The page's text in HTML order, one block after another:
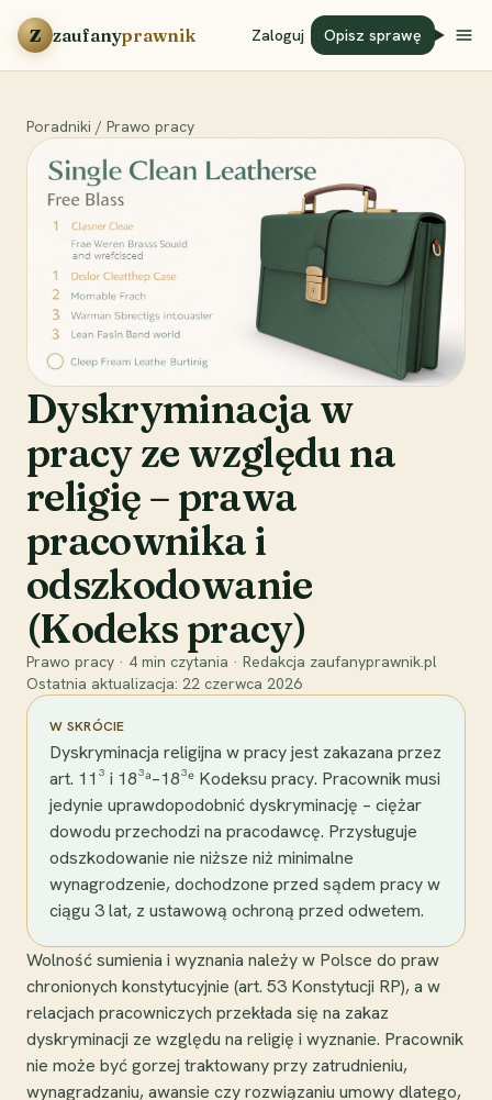
Przejdź do treści
Z zaufanyprawnik Zaloguj Opisz sprawę
Poradniki / Prawo pracy
Dyskryminacja w
pracy ze względu na
religię – prawa
pracownika i
odszkodowanie
(Kodeks pracy)
Prawo pracy · 4 min czytania · Redakcja zaufanyprawnik.pl
Ostatnia aktualizacja: 22 czerwca 2026
W SKRÓCIE
Dyskryminacja religijna w pracy jest zakazana przez
art. 11³ i 18³ᵃ–18³ᵉ Kodeksu pracy. Pracownik musi
jedynie uprawdopodobnić dyskryminację – ciężar
dowodu przechodzi na pracodawcę. Przysługuje
odszkodowanie nie niższe niż minimalne
wynagrodzenie, dochodzone przed sądem pracy w
ciągu 3 lat, z ustawową ochroną przed odwetem.
Wolność sumienia i wyznania należy w Polsce do praw
chronionych konstytucyjnie (art. 53 Konstytucji RP), a w
relacjach pracowniczych przekłada się na zakaz
dyskryminacji ze względu na religię i wyznanie. Pracownik
nie może być gorzej traktowany przy zatrudnieniu,
wynagradzaniu, awansie czy rozwiązaniu umowy dlatego,